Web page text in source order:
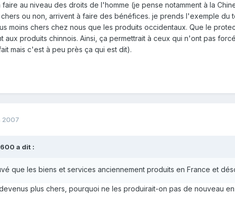
faire au niveau des droits de l'homme (je pense notamment à la
ou non, arrivent à faire des bénéfices. je prends l'exemple
moins chers chez nous que les produits occidentaux. Que le
aux produits chinnois. Ainsi, ça permettrait à ceux qui n'ont pas
mais c'est à peu près ça qui est dit).
2007
a dit :
que les biens et services anciennement produits en France et
plus chers, pourquoi ne les produirait-on pas de nouveau